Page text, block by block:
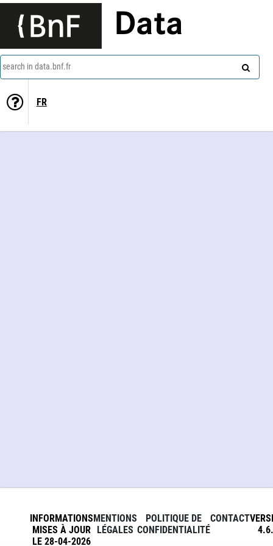
Data
search in data.bnf.fr
FR
INFORMATIONS
MISES À JOUR
LE 28-04-2026
MENTIONS
LÉGALES
POLITIQUE DE
CONFIDENTIALITÉ
CONTACT